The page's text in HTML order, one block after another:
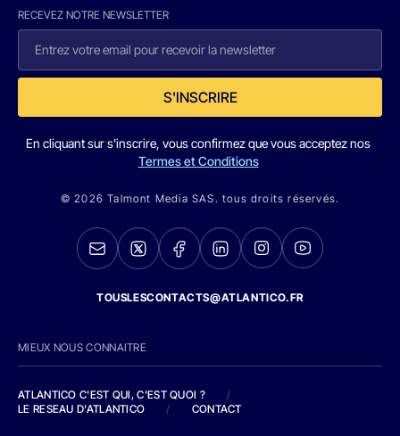
RECEVEZ NOTRE NEWSLETTER
S'INSCRIRE
En cliquant sur s'inscrire, vous confirmez que vous acceptez nos
Termes et Conditions
© 2026 Talmont Media SAS. tous droits réservés.
TOUSLESCONTACTS@ATLANTICO.FR
MIEUX NOUS CONNAITRE
ATLANTICO C'EST QUI, C'EST QUOI ?
/
LE RESEAU D'ATLANTICO
/ CONTACT